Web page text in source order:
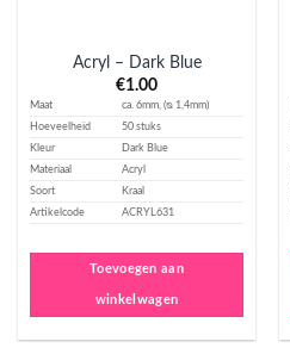
Acryl – Dark Blue
€1.00
Maat
ca. 6mm, (ᴓ 1,4mm)
Hoeveelheid
50 stuks
Kleur
Dark Blue
Materiaal
Acryl
Soort
Kraal
Artikelcode
ACRYL631
Toevoegen aan
winkelwagen